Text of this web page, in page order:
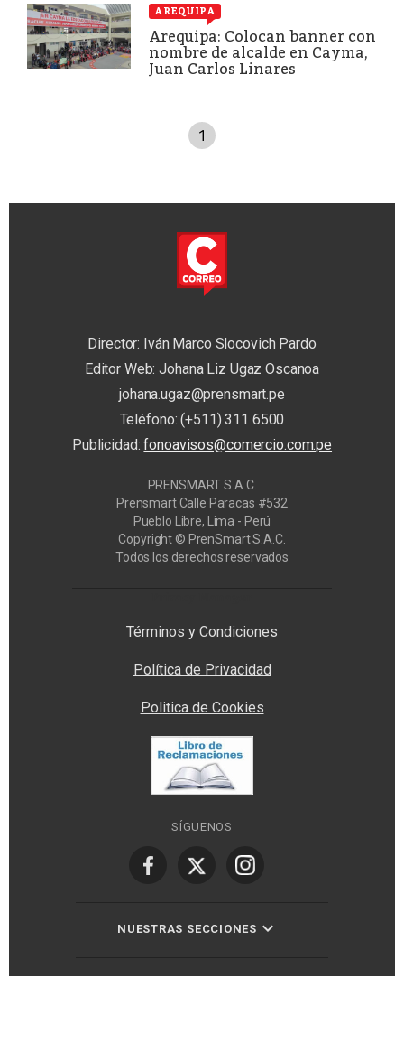
AREQUIPA
Arequipa: Colocan banner con
nombre de alcalde en Cayma,
Juan Carlos Linares
1
Director: Iván Marco Slocovich Pardo
Editor Web: Johana Liz Ugaz Oscanoa
johana.ugaz@prensmart.pe
Teléfono: (+511) 311 6500
Publicidad:fonoavisos@comercio.com.pe
PRENSMART S.A.C.
Prensmart Calle Paracas #532
Pueblo Libre, Lima - Perú
Copyright © PrenSmart S.A.C.
Todos los derechos reservados
Términos y Condiciones
Política de Privacidad
Politica de Cookies
SÍGUENOS
NUESTRAS SECCIONES